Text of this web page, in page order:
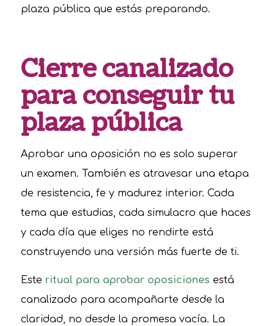
plaza pública que estás preparando.
Cierre canalizado
para conseguir tu
plaza pública
Aprobar una oposición no es solo superar
un examen. También es atravesar una etapa
de resistencia, fe y madurez interior. Cada
tema que estudias, cada simulacro que haces
y cada día que eliges no rendirte está
construyendo una versión más fuerte de ti.
Este ritual para aprobar oposiciones está
canalizado para acompañarte desde la
claridad, no desde la promesa vacía. La